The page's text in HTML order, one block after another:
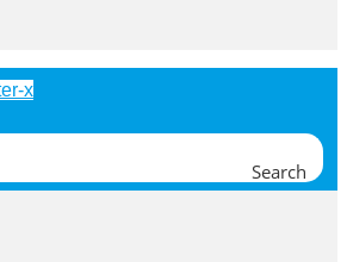
x
Search